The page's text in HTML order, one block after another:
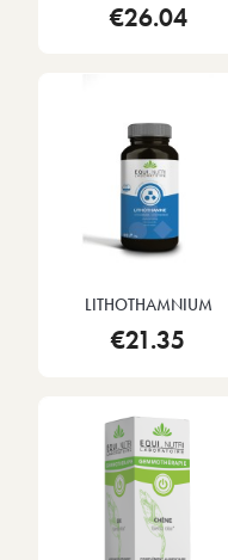
€26.04
LITHOTHAMNIUM
€21.35